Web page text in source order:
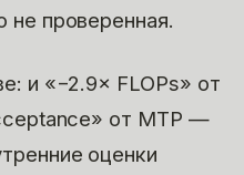
не проверенная.
и «−2.9× FLOPs» от
от MTP —
оценки